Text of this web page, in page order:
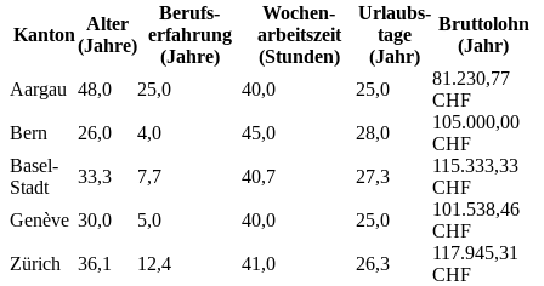
Kanton
Alter
(Jahre)
Berufs­
erfahrung
(Jahre)
Wochen­
arbeitszeit
(Stunden)
Urlaubs­
tage
(Jahr)
Bruttolohn
(Jahr)
Aargau 48,0 25,0 40,0 25,0
81.230,77
CHF
Bern
26,0 4,0 45,0 28,0
105.000,00
CHF
Basel-
Stadt
33,3 7,7 40,7 27,3
115.333,33
CHF
Genève 30,0 5,0 40,0 25,0
101.538,46
CHF
Zürich
36,1 12,4 41,0 26,3
117.945,31
CHF